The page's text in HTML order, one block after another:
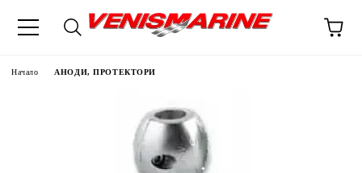
Начало АНОДИ, ПРОТЕКТОРИ